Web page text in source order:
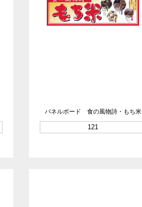
パネルボード 食の風物詩・もち米
121